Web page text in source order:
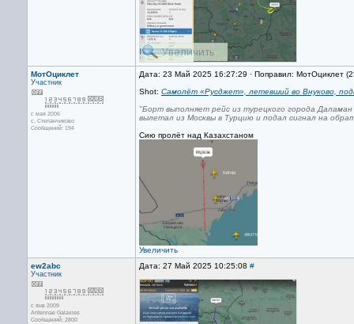
МотОциклет
Участник
с мая 2006
с. Степанчиково
Сообщений: 194
Дата: 23 Май 2025 16:27:29 · Поправил: МотОциклет
Shot: Самолёт «Русджет», летевший во Внуково,
"Борт выполняет рейс из турецкого города
вылетал из Москвы в Турцию и подал сигнал на
Сию пролёт над Казахстаном
Увеличить
ew2abc
Участник
с янв 2009
Antennae Galaxies
Сообщений: 2800
Дата: 27 Май 2025 10:25:08 #